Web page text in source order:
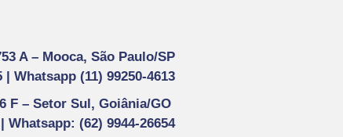
A – Mooca, São Paulo/SP
| Whatsapp (11) 99250-4613
F – Setor Sul, Goiânia/GO
Whatsapp: (62) 9944-26654